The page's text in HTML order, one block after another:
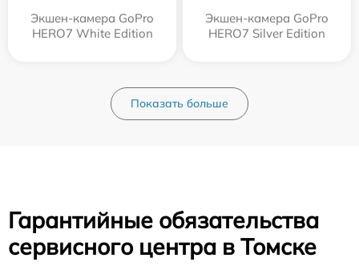
Экшен-камера GoPro
HERO7 White Edition
Экшен-камера GoPro
HERO7 Silver Edition
Показать больше
Гарантийные обязательства
сервисного центра в Томске